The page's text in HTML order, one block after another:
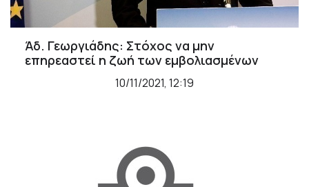
Άδ. Γεωργιάδης: Στόχος να μην
επηρεαστεί η ζωή των εμβολιασμένων
10/11/2021, 12:19